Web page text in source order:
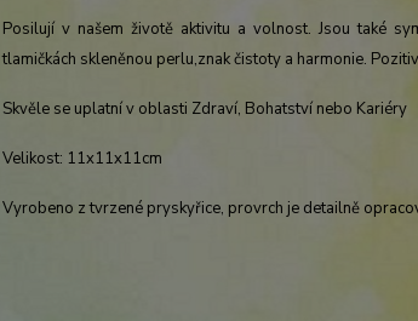
Posilují v našem životě aktivitu a volnost. Jsou také
tlamičkách skleněnou perlu,znak čistoty a harmonie.
Skvěle se uplatní v oblasti Zdraví, Bohatství nebo Kariéry
Velikost: 11x11x11cm
Vyrobeno z tvrzené pryskyřice, provrch je detailně